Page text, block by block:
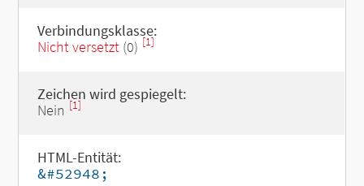
Verbindungsklasse:
Nicht versetzt(0) [1]
Zeichen wird gespiegelt:
Nein [1]
HTML-Entität:
&#52948;